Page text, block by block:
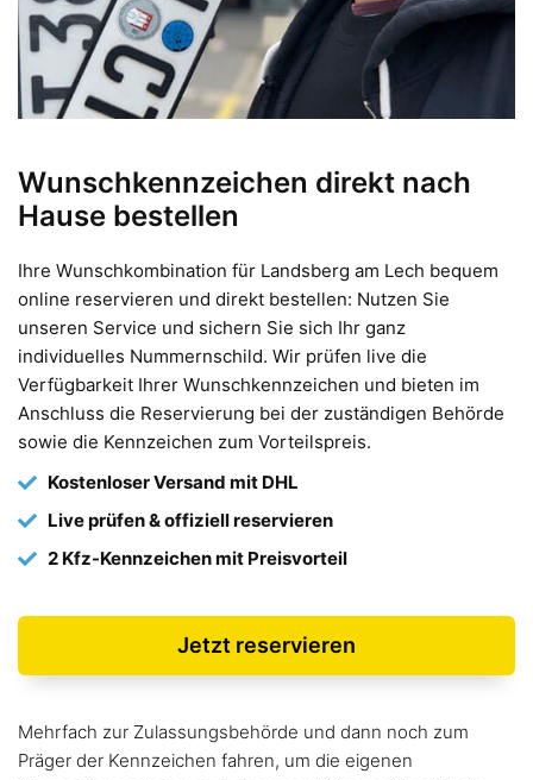
Wunschkennzeichen direkt nach
Hause bestellen
Ihre Wunschkombination für Landsberg am Lech bequem
online reservieren und direkt bestellen: Nutzen Sie
unseren Service und sichern Sie sich Ihr ganz
individuelles Nummernschild. Wir prüfen live die
Verfügbarkeit Ihrer Wunschkennzeichen und bieten im
Anschluss die Reservierung bei der zuständigen Behörde
sowie die Kennzeichen zum Vorteilspreis.
Kostenloser Versand mit DHL
Live prüfen & offiziell reservieren
2 Kfz-Kennzeichen mit Preisvorteil
Jetzt reservieren
Mehrfach zur Zulassungsbehörde und dann noch zum
Präger der Kennzeichen fahren, um die eigenen